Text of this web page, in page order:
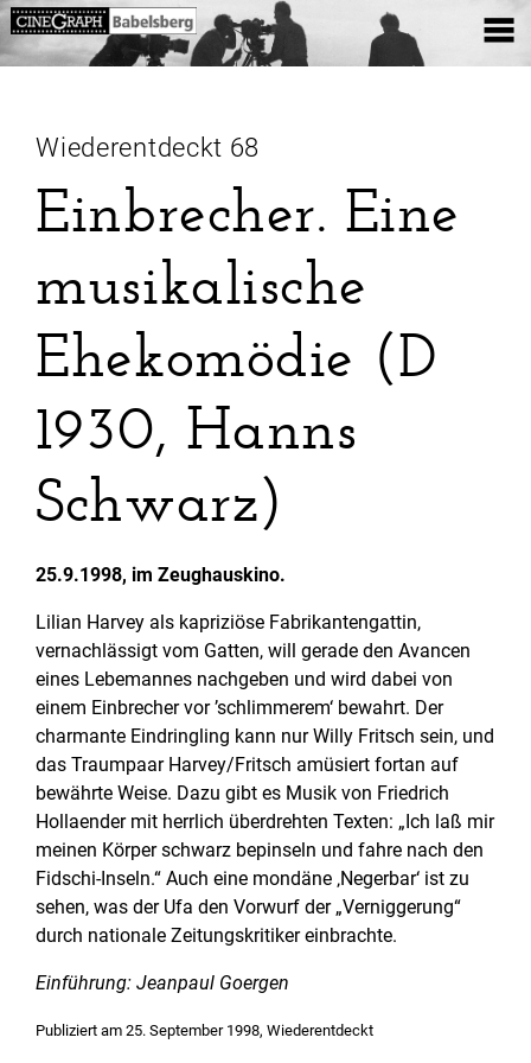
Wiederentdeckt 68
Einbrecher. Eine
musikalische
Ehekomödie (D
1930, Hanns
Schwarz)
25.9.1998, im Zeughauskino.
Lilian Harvey als kapriziöse Fabrikantengattin,
vernachlässigt vom Gatten, will gerade den Avancen
eines Lebemannes nachgeben und wird dabei von
einem Einbrecher vor ’schlimmerem‘ bewahrt. Der
charmante Eindringling kann nur Willy Fritsch sein, und
das Traumpaar Harvey/Fritsch amüsiert fortan auf
bewährte Weise. Dazu gibt es Musik von Friedrich
Hollaender mit herrlich überdrehten Texten: „Ich laß mir
meinen Körper schwarz bepinseln und fahre nach den
Fidschi-Inseln.“ Auch eine mondäne ‚Negerbar‘ ist zu
sehen, was der Ufa den Vorwurf der „Verniggerung“
durch nationale Zeitungskritiker einbrachte.
Einführung: Jeanpaul Goergen
Publiziert am25. September 1998,Veröffentlicht
Wiederentdeckt